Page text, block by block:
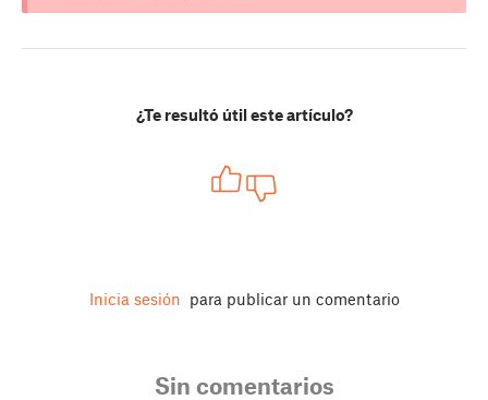
¿Te resultó útil este artículo?
Inicia sesión para publicar un comentario
Sin comentarios